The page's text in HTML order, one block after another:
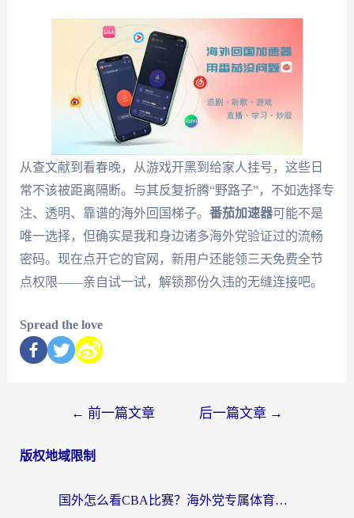
从查文献到看春晚，从游戏开黑到给家人挂号，这些日
常不该被距离隔断。与其反复折腾“野路子”，不如选择专
注、透明、靠谱的海外回国梯子。 番茄加速器可能不是
唯一选择，但确实是我和身边诸多海外党验证过的流畅
密码。现在点开它的官网，新用户还能领三天免费全节
点权限——亲自试一试，解锁那份久违的无缝连接吧。
Spread the love
← 前一篇文章 后一篇文章 →
版权地域限制
国外怎么看CBA比赛？海外党专属体育直播指南，告别地区限制看球自由